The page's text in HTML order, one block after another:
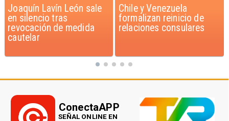
Chile y Venezuela
formalizan reinicio de
relaciones consulares
Feriantes rechazan
dichos de Camila Flores
sobre Fabiola Campillai
ConectaAPP
SEÑAL ONLINE EN